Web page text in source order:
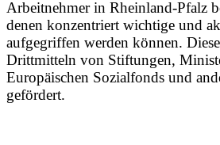
Arbeitnehmer in Rheinland-Pfalz
denen konzentriert wichtige und
aufgegriffen werden können.
Drittmitteln von Stiftungen,
Europäischen Sozialfonds und
gefördert.